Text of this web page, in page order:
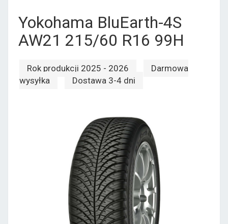
Yokohama BluEarth-4S
AW21 215/60 R16 99H
Rok produkcji 2025 - 2026
Darmowa
wysyłka
Dostawa 3-4 dni